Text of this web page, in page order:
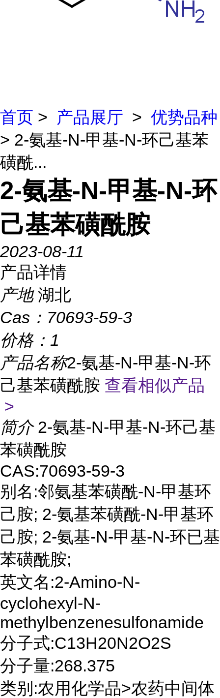
首页 > 产品展厅 > 优势品种
> 2-氨基-N-甲基-N-环己基苯
磺酰...
2-氨基-N-甲基-N-环
己基苯磺酰胺
2023-08-11
产品详情
产地 湖北
Cas： 70693-59-3
价格： 1
产品名称2-氨基-N-甲基-N-环
己基苯磺酰胺 查看相似产品
>
简介 2-氨基-N-甲基-N-环己基
苯磺酰胺
CAS:70693-59-3
别名:邻氨基苯磺酰-N-甲基环
己胺; 2-氨基苯磺酰-N-甲基环
己胺; 2-氨基-N-甲基-N-环已基
苯磺酰胺;
英文名:2-Amino-N-
cyclohexyl-N-
methylbenzenesulfonamide
分子式:C13H20N2O2S
分子量:268.375
类别:农用化学品>农药中间体